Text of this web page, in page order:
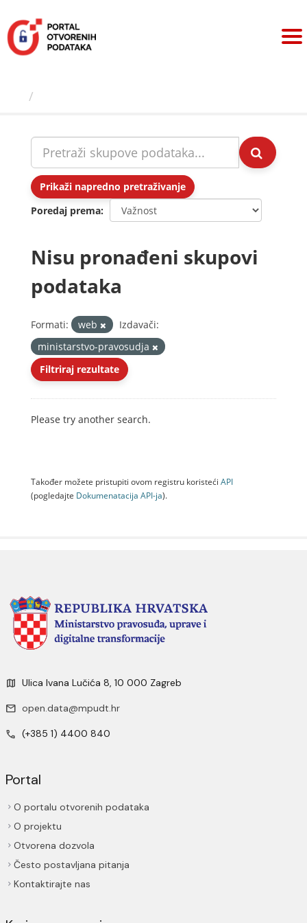
sadržaj
Prikaži napredno pretraživanje
Poredaj prema
Nisu pronađeni skupovi
podataka
Formati: web
Izdavači:
ministarstvo-pravosudja
Filtriraj rezultate
Please try another search.
Također možete pristupiti ovom registru koristeći API
(pogledajte Dokumenаtаcijа API-jа).